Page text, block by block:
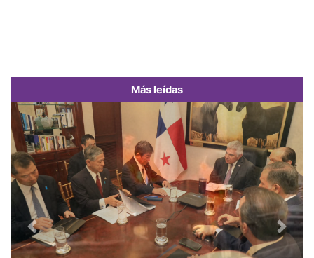
Más leídas
Previous Next